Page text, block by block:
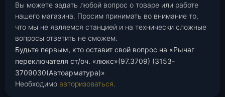
Вы можете задать любой вопрос о товаре или работе
нашего магазина. Просим принимать во внимание то,
что мы не являемся станцией и на технически сложные
вопросы ответить не сможем.
Будьте первым, кто оставит свой вопрос на «Рычаг
переключателя ст/оч. «люкс»(97.3709) (3153-
3709030(Автоарматура)»
Необходимо авторизоваться.